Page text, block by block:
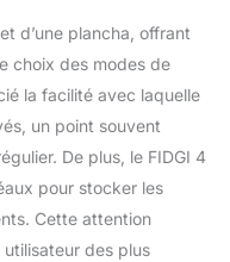
grille, plancha
grille d'attente
: gris - À
incluse) -
2 ans - Livré en
pas de porte,
d’une plancha, offrant
choix des modes de
la facilité avec laquelle
un point souvent
De plus, le FIDGI 4
pour stocker les
Cette attention
des plus